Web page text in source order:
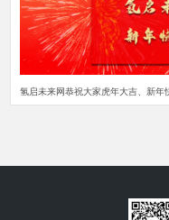
氢启未来网恭祝大家虎年大吉、新年